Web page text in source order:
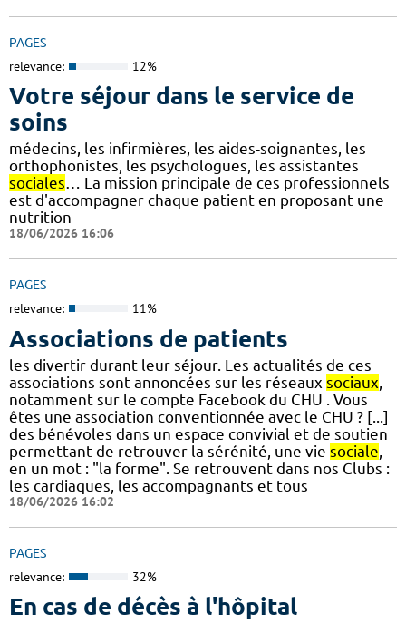
PAGES
relevance: 12%
Votre séjour dans le service de
soins
médecins, les infirmières, les aides-soignantes, les
orthophonistes, les psychologues, les assistantes
sociales… La mission principale de ces professionnels
est d'accompagner chaque patient en proposant une
nutrition
18/06/2026 16:06
PAGES
relevance: 11%
Associations de patients
les divertir durant leur séjour. Les actualités de ces
associations sont annoncées sur les réseaux sociaux
notamment sur le compte Facebook du CHU . Vous
êtes une association conventionnée avec le CHU ? [...]
des bénévoles dans un espace convivial et de soutien
permettant de retrouver la sérénité, une vie sociale
en un mot : "la forme". Se retrouvent dans nos Clubs :
les cardiaques, les accompagnants et tous
18/06/2026 16:02
PAGES
relevance: 32%
En cas de décès à l'hôpital